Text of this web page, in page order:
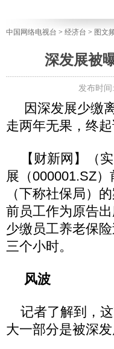
中国网络电视台 > 经济台 > 图文
深发展被
发布时
因深发展少缴
走两年无果，终
【财新网】（实
展（000001.SZ
（下称社保局）
前员工作为原告
少缴员工养老保
三个小时。
风波
记者了解到，这
大一部分是被深